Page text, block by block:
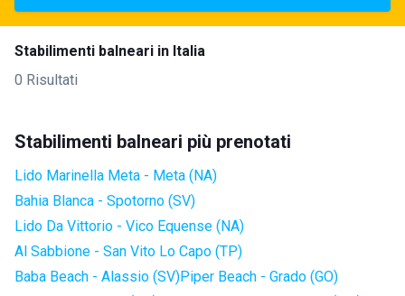
Stabilimenti balneari in Italia
0 Risultati
Stabilimenti balneari più prenotati
Lido Marinella Meta - Meta (NA)
Bahia Blanca - Spotorno (SV)
Lido Da Vittorio - Vico Equense (NA)
Al Sabbione - San Vito Lo Capo (TP)
Baba Beach - Alassio (SV)Piper Beach - Grado (GO)